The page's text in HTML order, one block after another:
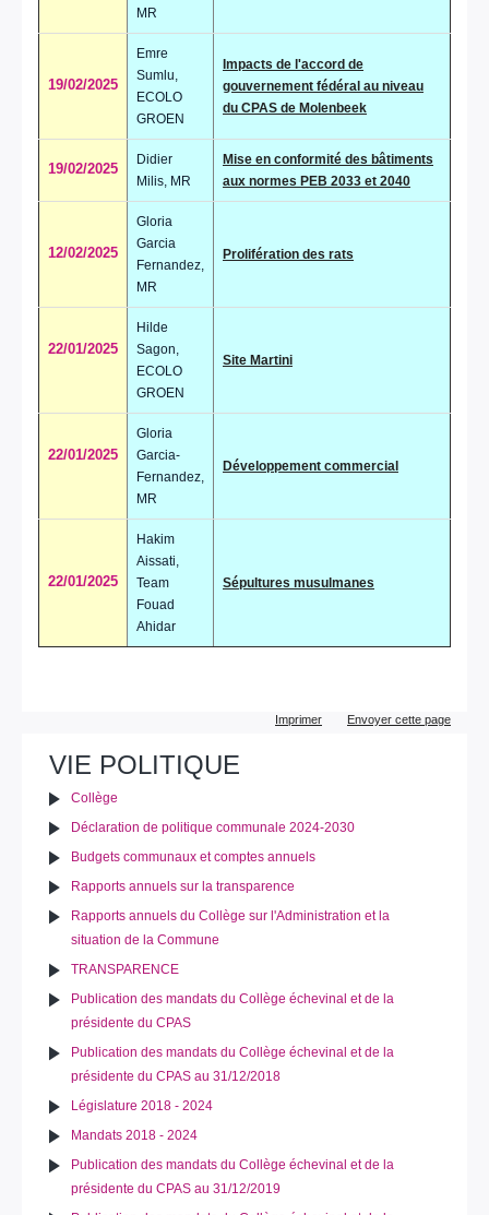
MR
19/02/2025
Emre
Sumlu,
ECOLO
GROEN
Impacts de l'accord de
gouvernement fédéral au niveau
du CPAS de Molenbeek
19/02/2025
Didier
Milis, MR
Mise en conformité des bâtiments
aux normes PEB 2033 et 2040
12/02/2025
Gloria
Garcia
Fernandez,
MR
Prolifération des rats
22/01/2025
Hilde
Sagon,
ECOLO
GROEN
Site Martini
22/01/2025
Gloria
Garcia-
Fernandez,
MR
Développement commercial
22/01/2025
Hakim
Aissati,
Team
Fouad
Ahidar
Sépultures musulmanes
document
Imprimer Envoyer cette page
VIE POLITIQUE
Collège
Déclaration de politique communale 2024-2030
Budgets communaux et comptes annuels
Rapports annuels sur la transparence
Rapports annuels du Collège sur l'Administration et la
situation de la Commune
TRANSPARENCE
Publication des mandats du Collège échevinal et de la
présidente du CPAS
Publication des mandats du Collège échevinal et de la
présidente du CPAS au 31/12/2018
Législature 2018 - 2024
Mandats 2018 - 2024
Publication des mandats du Collège échevinal et de la
présidente du CPAS au 31/12/2019